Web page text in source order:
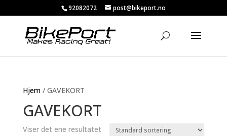
92082072 post@bikeport.no
Hjem/ GAVEKORT
GAVEKORT
Viser det ene resultatet